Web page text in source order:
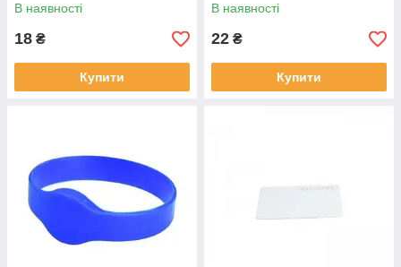
В наявності
18 ₴
Купити
В наявності
22 ₴
Купити